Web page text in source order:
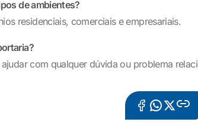
de ambientes?
residenciais, comerciais e empresariais.
com qualquer dúvida ou problema